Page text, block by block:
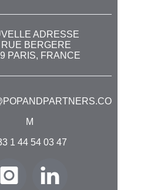
ADRESSE
RUE BERGERE
PARIS, FRANCE
M
1 44 54 03 47